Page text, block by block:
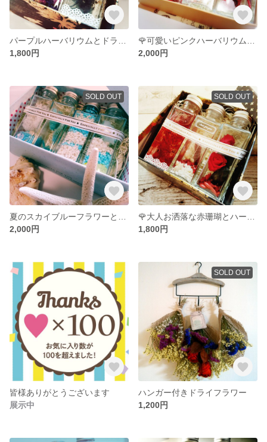
1,800円
2,000円
SOLD OUT
2,000円
SOLD OUT
1,800円
皆様ありがとうございます
展示中
SOLD OUT
ハンガー付きドライフラワー
1,200円